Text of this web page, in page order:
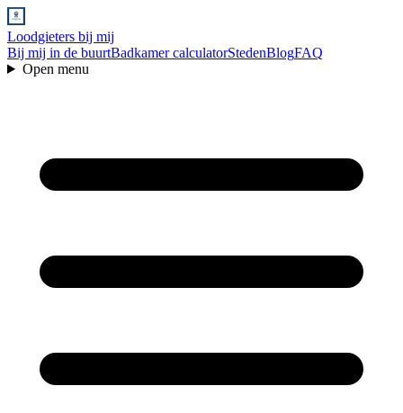
Loodgieters bij mij
Bij mij in de buurtBadkamer calculatorStedenBlogFAQ
Open menu